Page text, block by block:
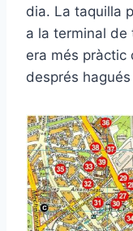
dia. La taquilla
a la terminal de
era més pràctic
després